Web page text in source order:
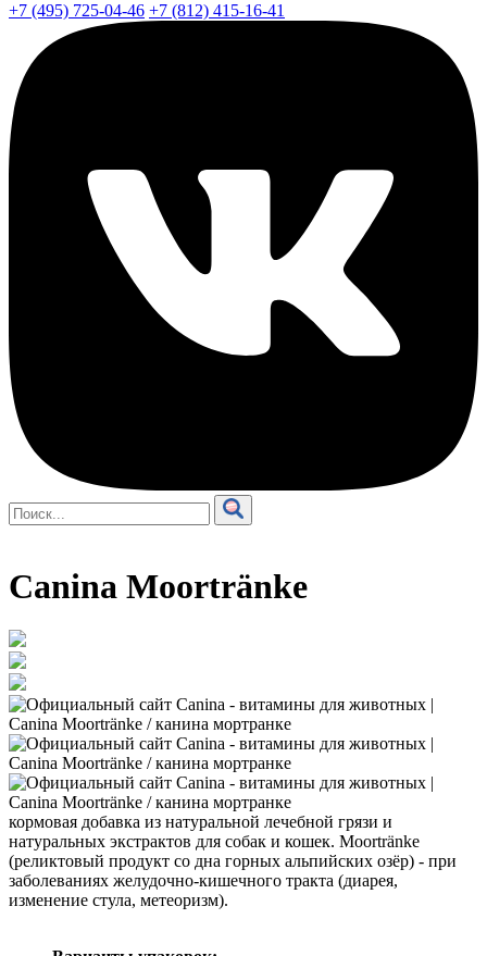
+7 (495) 725-04-46 +7 (812) 415-16-41
Canina Moortränke
кормовая добавка из натуральной лечебной грязи и
натуральных экстрактов для собак и кошек. Moortränke
(реликтовый продукт со дна горных альпийских озёр) - при
заболеваниях желудочно-кишечного тракта (диарея,
изменение стула, метеоризм).